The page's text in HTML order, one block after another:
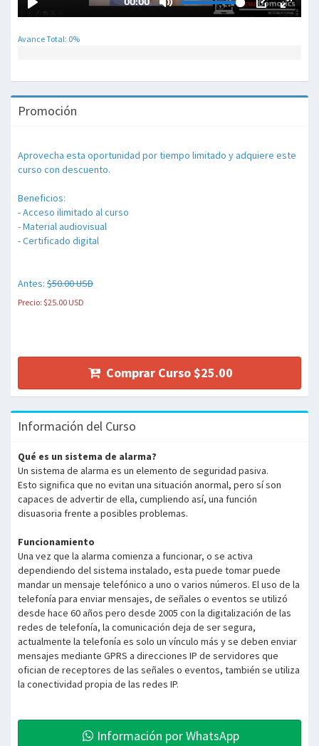
Avance Total: 0%
Promoción
Aprovecha esta oportunidad por tiempo limitado y adquiere este
curso con descuento.
Beneficios:
- Acceso ilimitado al curso
- Material audiovisual
- Certificado digital
Antes: $50.00 USD
Precio: $25.00 USD
Comprar Curso $25.00
Información del Curso
Qué es un sistema de alarma?
Un sistema de alarma es un elemento de seguridad pasiva.
Esto significa que no evitan una situación anormal, pero sí son
capaces de advertir de ella, cumpliendo así, una función
disuasoria frente a posibles problemas.
Funcionamiento
Una vez que la alarma comienza a funcionar, o se activa
dependiendo del sistema instalado, esta puede tomar puede
mandar un mensaje telefónico a uno o varios números. El uso de la
telefonía para enviar mensajes, de señales o eventos se utilizó
desde hace 60 años pero desde 2005 con la digitalización de las
redes de telefonía, la comunicación deja de ser segura,
actualmente la telefonía es solo un vínculo más y se deben enviar
mensajes mediante GPRS a direcciones IP de servidores que
ofician de receptores de las señales o eventos, también se utiliza
la conectividad propia de las redes IP.
Información por WhatsApp